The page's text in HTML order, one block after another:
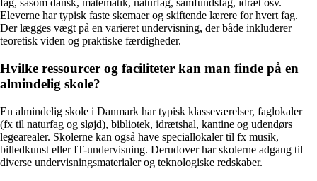
fag, såsom dansk, matematik, naturfag, samfundsfag, idræt osv.
Eleverne har typisk faste skemaer og skiftende lærere for hvert fag.
Der lægges vægt på en varieret undervisning, der både inkluderer
teoretisk viden og praktiske færdigheder.
Hvilke ressourcer og faciliteter kan man finde på en
almindelig skole?
En almindelig skole i Danmark har typisk klasseværelser, faglokaler
(fx til naturfag og sløjd), bibliotek, idrætshal, kantine og udendørs
legearealer. Skolerne kan også have speciallokaler til fx musik,
billedkunst eller IT-undervisning. Derudover har skolerne adgang til
diverse undervisningsmaterialer og teknologiske redskaber.